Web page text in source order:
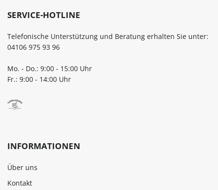
SERVICE-HOTLINE
Telefonische Unterstützung und Beratung erhalten Sie unter:
04106 975 93 96
Mo. - Do.: 9:00 - 15:00 Uhr
Fr.: 9:00 - 14:00 Uhr
INFORMATIONEN
Über uns
Kontakt